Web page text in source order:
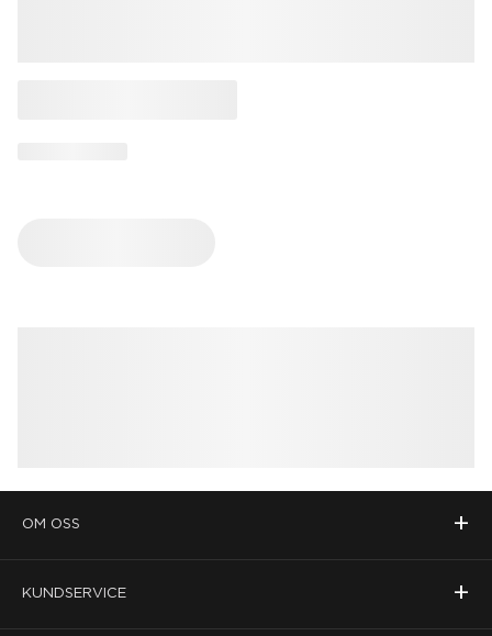
OM OSS +
KUNDSERVICE +